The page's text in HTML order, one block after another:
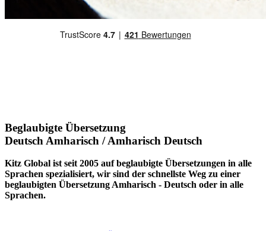
Beglaubigte Übersetzung
Deutsch Amharisch / Amharisch Deutsch
Kitz Global ist seit 2005 auf beglaubigte Übersetzungen in alle
Sprachen spezialisiert, wir sind der schnellste Weg zu einer
beglaubigten Übersetzung Amharisch - Deutsch oder in alle
Sprachen.